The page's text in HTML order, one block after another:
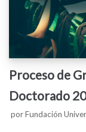
Proceso de
Doctorado
porFundación